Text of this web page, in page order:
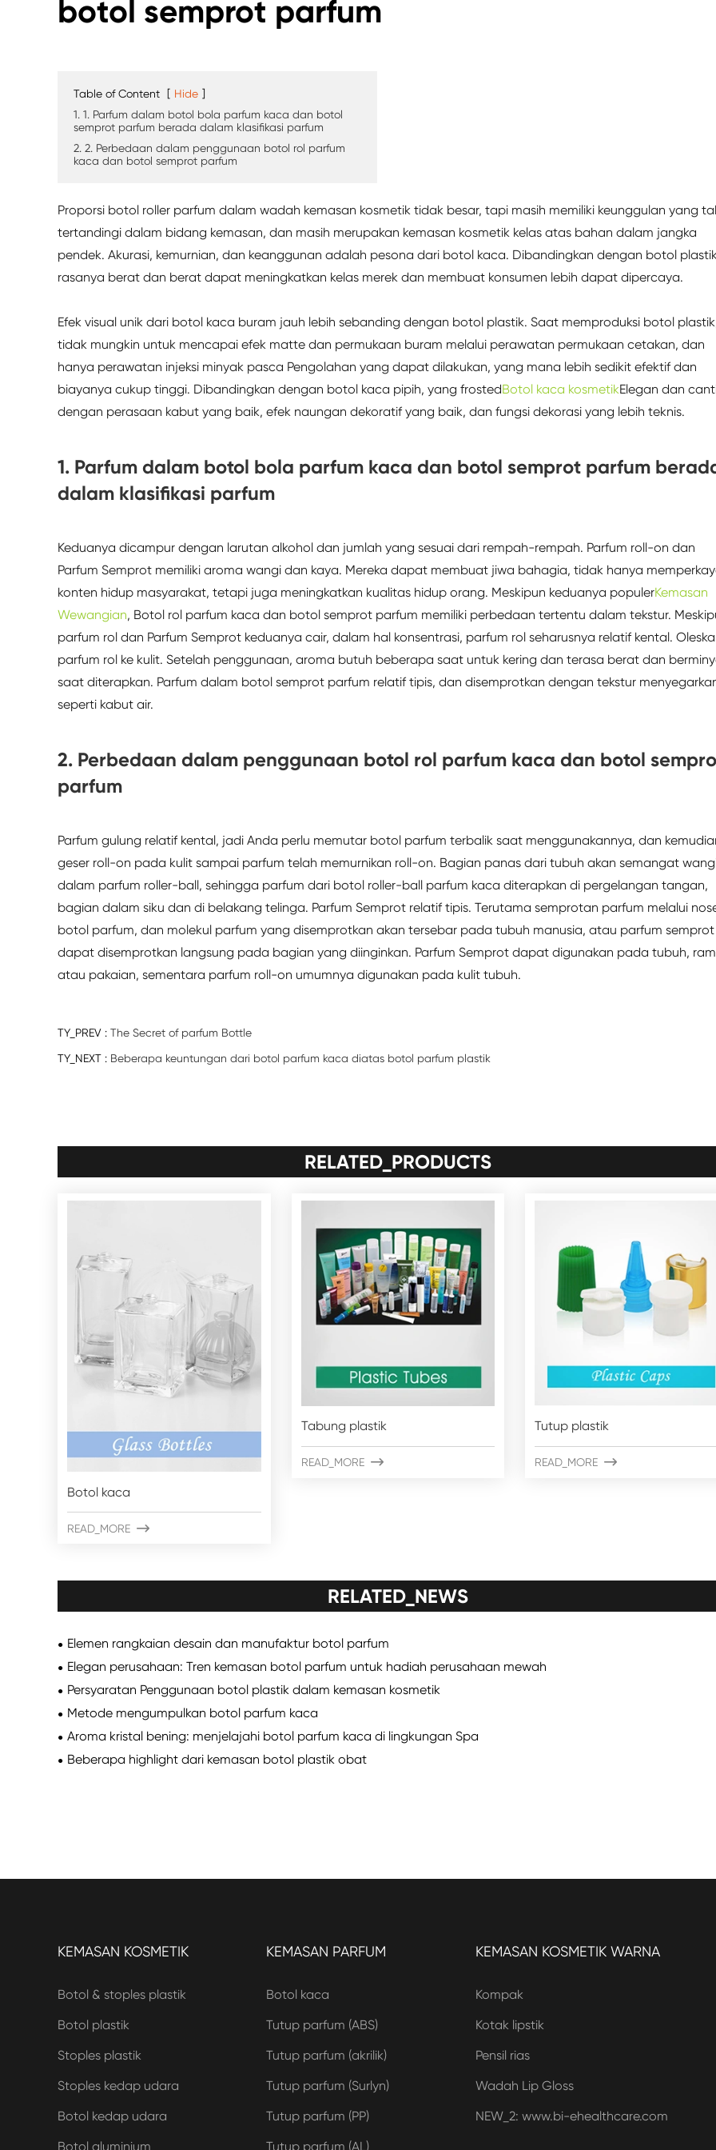
botol semprot parfum
Table of Content [ Hide ]
1. 1. Parfum dalam botol bola parfum kaca dan botol
semprot parfum berada dalam klasifikasi parfum
2. 2. Perbedaan dalam penggunaan botol rol parfum
kaca dan botol semprot parfum
Proporsi botol roller parfum dalam wadah kemasan kosmetik tidak besar, tapi masih memiliki keunggulan yang
tertandingi dalam bidang kemasan, dan masih merupakan kemasan kosmetik kelas atas bahan dalam jangka
pendek. Akurasi, kemurnian, dan keanggunan adalah pesona dari botol kaca. Dibandingkan dengan botol
rasanya berat dan berat dapat meningkatkan kelas merek dan membuat konsumen lebih dapat dipercaya.
Efek visual unik dari botol kaca buram jauh lebih sebanding dengan botol plastik. Saat memproduksi botol
tidak mungkin untuk mencapai efek matte dan permukaan buram melalui perawatan permukaan cetakan, dan
hanya perawatan injeksi minyak pasca Pengolahan yang dapat dilakukan, yang mana lebih sedikit efektif dan
biayanya cukup tinggi. Dibandingkan dengan botol kaca pipih, yang frostedBotol kaca kosmetikElegan dan
dengan perasaan kabut yang baik, efek naungan dekoratif yang baik, dan fungsi dekorasi yang lebih teknis.
1. Parfum dalam botol bola parfum kaca dan botol semprot parfum
dalam klasifikasi parfum
Keduanya dicampur dengan larutan alkohol dan jumlah yang sesuai dari rempah-rempah. Parfum roll-on dan
Parfum Semprot memiliki aroma wangi dan kaya. Mereka dapat membuat jiwa bahagia, tidak hanya
konten hidup masyarakat, tetapi juga meningkatkan kualitas hidup orang. Meskipun keduanya populerKemasan
Wewangian, Botol rol parfum kaca dan botol semprot parfum memiliki perbedaan tertentu dalam tekstur.
parfum rol dan Parfum Semprot keduanya cair, dalam hal konsentrasi, parfum rol seharusnya relatif kental.
parfum rol ke kulit. Setelah penggunaan, aroma butuh beberapa saat untuk kering dan terasa berat dan
saat diterapkan. Parfum dalam botol semprot parfum relatif tipis, dan disemprotkan dengan tekstur
seperti kabut air.
2. Perbedaan dalam penggunaan botol rol parfum kaca dan botol
parfum
Parfum gulung relatif kental, jadi Anda perlu memutar botol parfum terbalik saat menggunakannya, dan
geser roll-on pada kulit sampai parfum telah memurnikan roll-on. Bagian panas dari tubuh akan semangat
dalam parfum roller-ball, sehingga parfum dari botol roller-ball parfum kaca diterapkan di pergelangan tangan,
bagian dalam siku dan di belakang telinga. Parfum Semprot relatif tipis. Terutama semprotan parfum melalui
botol parfum, dan molekul parfum yang disemprotkan akan tersebar pada tubuh manusia, atau parfum semprot
dapat disemprotkan langsung pada bagian yang diinginkan. Parfum Semprot dapat digunakan pada tubuh,
atau pakaian, sementara parfum roll-on umumnya digunakan pada kulit tubuh.
TY_PREV : The Secret of parfum Bottle
TY_NEXT : Beberapa keuntungan dari botol parfum kaca diatas botol parfum plastik
RELATED_PRODUCTS
Botol kaca
READ_MORE 
Tabung plastik
READ_MORE 
Tutup plastik
READ_MORE 
RELATED_NEWS
Elemen rangkaian desain dan manufaktur botol parfum
Elegan perusahaan: Tren kemasan botol parfum untuk hadiah perusahaan mewah
Persyaratan Penggunaan botol plastik dalam kemasan kosmetik
Metode mengumpulkan botol parfum kaca
Aroma kristal bening: menjelajahi botol parfum kaca di lingkungan Spa
Beberapa highlight dari kemasan botol plastik obat
KEMASAN KOSMETIK
Botol & stoples plastik
Botol plastik
Stoples plastik
Stoples kedap udara
Botol kedap udara
Botol aluminium
KEMASAN PARFUM
Botol kaca
Tutup parfum (ABS)
Tutup parfum (akrilik)
Tutup parfum (Surlyn)
Tutup parfum (PP)
Tutup parfum (AL)
KEMASAN KOSMETIK WARNA
Kompak
Kotak lipstik
Pensil rias
Wadah Lip Gloss
NEW_2: www.bi-ehealthcare.com